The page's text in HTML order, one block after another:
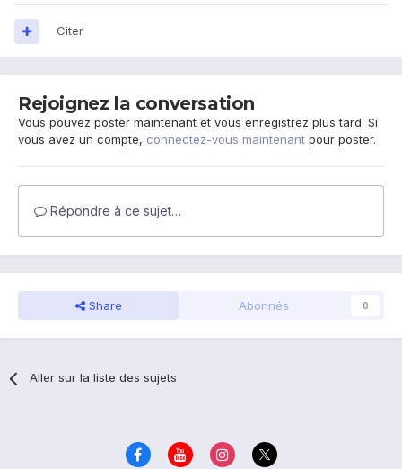
Citer
Rejoignez la conversation
Vous pouvez poster maintenant et vous enregistrez plus tard. Si
vous avez un compte, connectez-vous maintenant pour poster.
Répondre à ce sujet…
Share Abonnés 0
Aller sur la liste des sujets